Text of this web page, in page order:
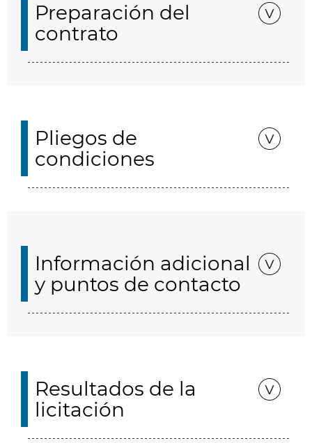
Preparación del
contrato
Pliegos de
condiciones
Información adicional
y puntos de contacto
Resultados de la
licitación